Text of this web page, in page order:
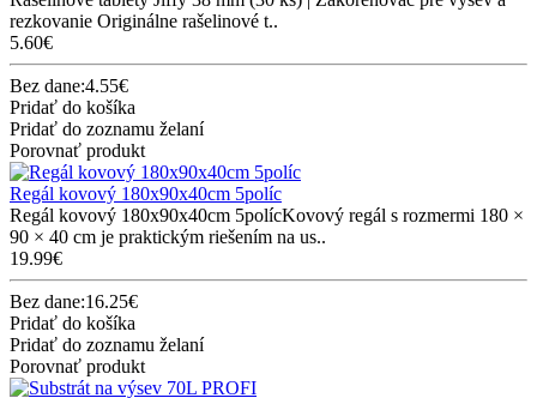
rezkovanie Originálne rašelinové t..
5.60€
Bez dane:4.55€
Pridať do košíka
Pridať do zoznamu želaní
Porovnať produkt
Regál kovový 180x90x40cm 5políc
Regál kovový 180x90x40cm 5polícKovový regál s rozmermi 180 ×
90 × 40 cm je praktickým riešením na us..
19.99€
Bez dane:16.25€
Pridať do košíka
Pridať do zoznamu želaní
Porovnať produkt